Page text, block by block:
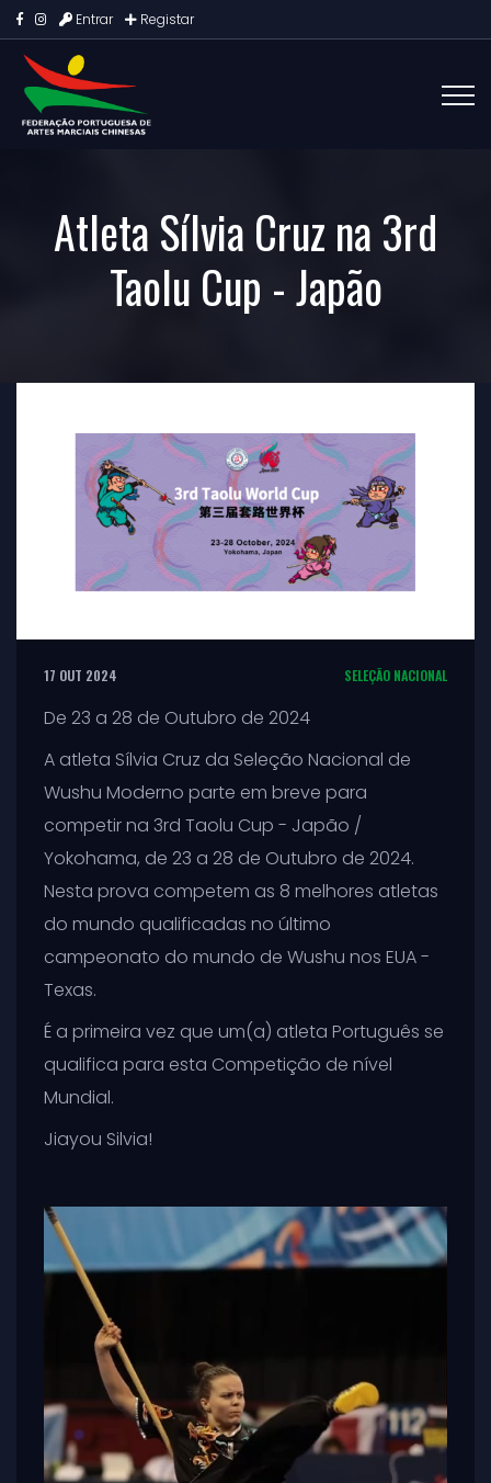
Entrar Registar
Atleta Sílvia Cruz na 3rd
Taolu Cup - Japão
17 OUT 2024 SELEÇÃO NACIONAL
De 23 a 28 de Outubro de 2024
A atleta Sílvia Cruz da Seleção Nacional de
Wushu Moderno parte em breve para
competir na 3rd Taolu Cup - Japão /
Yokohama, de 23 a 28 de Outubro de 2024.
Nesta prova competem as 8 melhores atletas
do mundo qualificadas no último
campeonato do mundo de Wushu nos EUA -
Texas.
É a primeira vez que um(a) atleta Português se
qualifica para esta Competição de nível
Mundial.
Jiayou Silvia!